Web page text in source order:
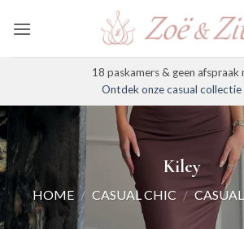
naar
18 paskamers & geen afspraak
Ontdek onze casual collectie
Kiley
HOME / CASUAL CHIC /